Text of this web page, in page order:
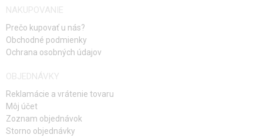
NAKUPOVANIE
Prečo kupovať u nás?
Obchodné podmienky
Ochrana osobných údajov
OBJEDNÁVKY
Reklamácie a vrátenie tovaru
Môj účet
Zoznam objednávok
Storno objednávky